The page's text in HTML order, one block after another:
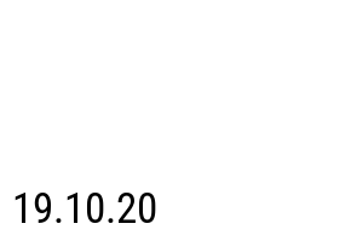
19.10.20